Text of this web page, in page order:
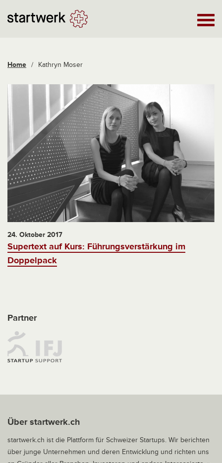
Home / Kathryn Moser
24. Oktober 2017
Supertext auf Kurs: Führungsverstärkung im
Doppelpack
Partner
Über startwerk.ch
startwerk.ch ist die Plattform für Schweizer Startups. Wir berichten
über junge Unternehmen und deren Entwicklung und richten uns